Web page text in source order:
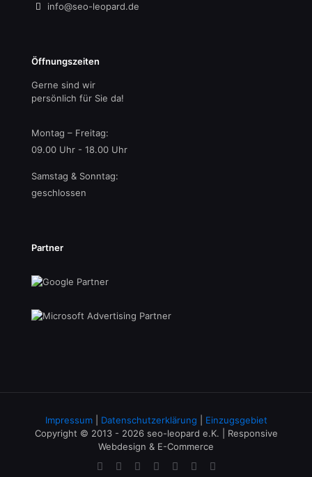
info@seo-leopard.de
Öffnungszeiten
Gerne sind wir
persönlich für Sie da!
Montag – Freitag:
09.00 Uhr - 18.00 Uhr
Samstag & Sonntag:
geschlossen
Partner
Impressum| Datenschutzerklärung
Einzugsgebiet
Copyright © 2013 - 2026 seo-leopard e.K. | Responsive
Webdesign & E-Commerce